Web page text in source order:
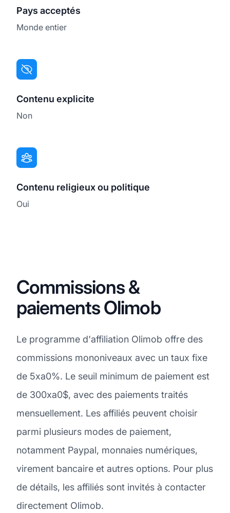
Pays acceptés
Monde entier
Contenu explicite
Non
Contenu religieux ou politique
Oui
Commissions &
paiements Olimob
Le programme d'affiliation Olimob offre des
commissions mononiveaux avec un taux fixe
de 5xa0%. Le seuil minimum de paiement est
de 300xa0$, avec des paiements traités
mensuellement. Les affiliés peuvent choisir
parmi plusieurs modes de paiement,
notamment Paypal, monnaies numériques,
virement bancaire et autres options. Pour plus
de détails, les affiliés sont invités à contacter
directement Olimob.